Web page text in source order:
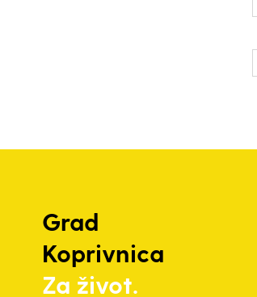
Grad
Koprivnica
Za život.